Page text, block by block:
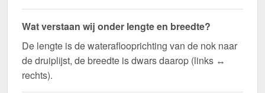
Wat verstaan wij onder lengte en breedte?
De lengte is de wateraflooprichting van de nok naar
de druiplijst, de breedte is dwars daarop (links ↔
rechts).